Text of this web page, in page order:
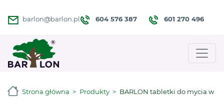
barlon@barlon.pl 604 576 387 601 270 496
Strona główna Produkty
BARLON tabletki do mycia w